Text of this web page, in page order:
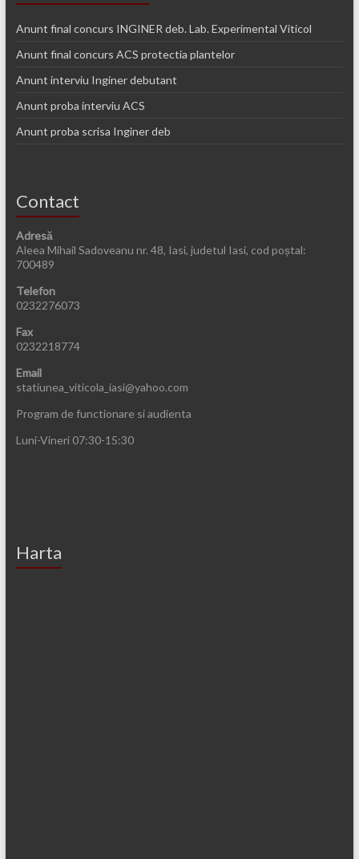
Anunt final concurs INGINER deb. Lab. Experimental Viticol
Anunt final concurs ACS protectia plantelor
Anunt interviu Inginer debutant
Anunt proba interviu ACS
Anunt proba scrisa Inginer deb
Contact
Adresă
Aleea Mihail Sadoveanu nr. 48, Iasi, judetul Iasi, cod poștal:
700489
Telefon
0232276073
Fax
0232218774
Email
statiunea_viticola_iasi@yahoo.com
Program de functionare si audienta
Luni-Vineri 07:30-15:30
Harta